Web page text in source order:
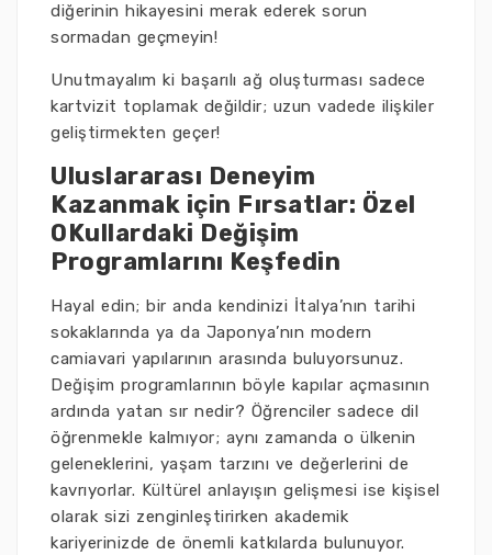
diğerinin hikayesini merak ederek sorun
sormadan geçmeyin!
Unutmayalım ki başarılı ağ oluşturması sadece
kartvizit toplamak değildir; uzun vadede ilişkiler
geliştirmekten geçer!
Uluslararası Deneyim
Kazanmak için Fırsatlar: Özel
OKullardaki Değişim
Programlarını Keşfedin
Hayal edin; bir anda kendinizi İtalya’nın tarihi
sokaklarında ya da Japonya’nın modern
camiavari yapılarının arasında buluyorsunuz.
Değişim programlarının böyle kapılar açmasının
ardında yatan sır nedir? Öğrenciler sadece dil
öğrenmekle kalmıyor; aynı zamanda o ülkenin
geleneklerini, yaşam tarzını ve değerlerini de
kavrıyorlar. Kültürel anlayışın gelişmesi ise kişisel
olarak sizi zenginleştirirken akademik
kariyerinizde de önemli katkılarda bulunuyor.